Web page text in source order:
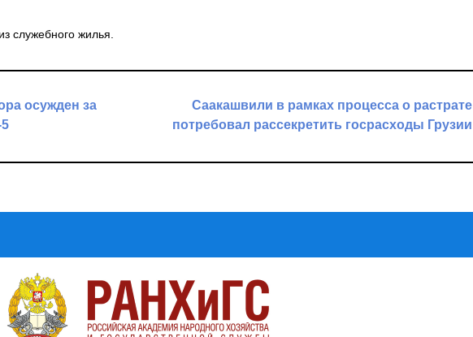
служебного жилья.
осужден за
Саакашвили в рамках процесса о растрате
потребовал рассекретить госрасходы Грузии